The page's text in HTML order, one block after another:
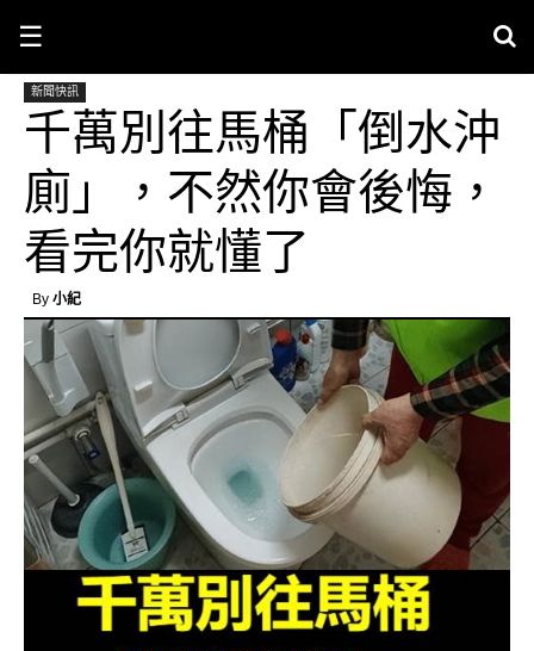
☰
新聞快訊
千萬別往馬桶「倒水沖
廁」，不然你會後悔，
看完你就懂了
By 小紀